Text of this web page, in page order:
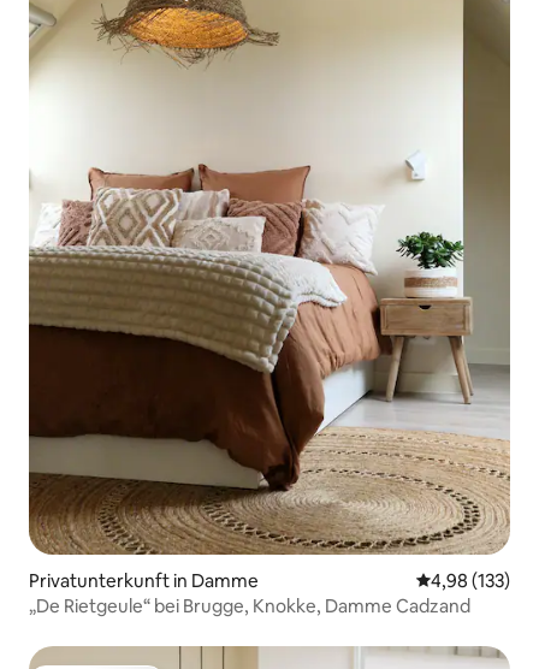
Privatunterkunft in Damme
4,98 (133)
„De Rietgeule“ bei Brugge, Knokke, Damme Cadzand